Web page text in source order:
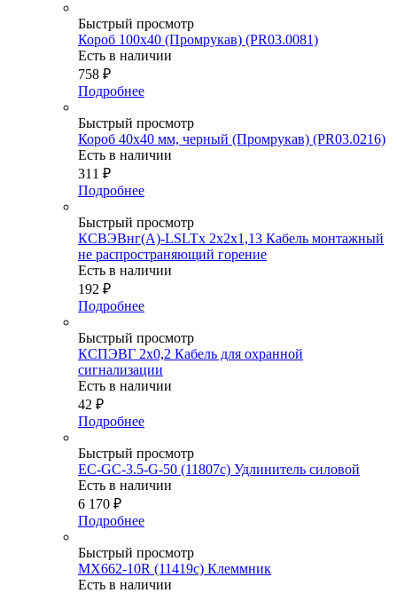
Быстрый просмотр
Короб 100х40 (Промрукав) (PR03.0081)
Есть в наличии
758 ₽
Подробнее
Быстрый просмотр
Короб 40х40 мм, черный (Промрукав) (PR03.0216)
Есть в наличии
311 ₽
Подробнее
Быстрый просмотр
КСВЭВнг(А)-LSLTx 2х2х1,13 Кабель монтажный
не распространяющий горение
Есть в наличии
192 ₽
Подробнее
Быстрый просмотр
КСПЭВГ 2х0,2 Кабель для охранной
сигнализации
Есть в наличии
42 ₽
Подробнее
Быстрый просмотр
EC-GC-3.5-G-50 (11807c) Удлинитель силовой
Есть в наличии
6 170 ₽
Подробнее
Быстрый просмотр
MX662-10R (11419c) Клеммник
Есть в наличии